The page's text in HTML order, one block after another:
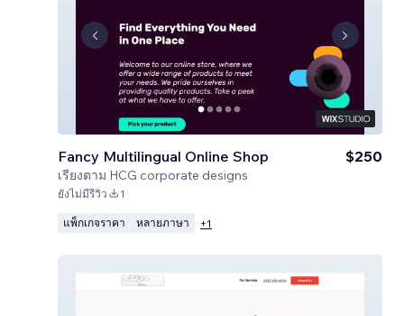
Fancy Multilingual Online Shop
เรียงตาม HCG corporate designs
$250
ยังไม่มีรีวิว 1
แพ็กเกจราคา หลายภาษา +1